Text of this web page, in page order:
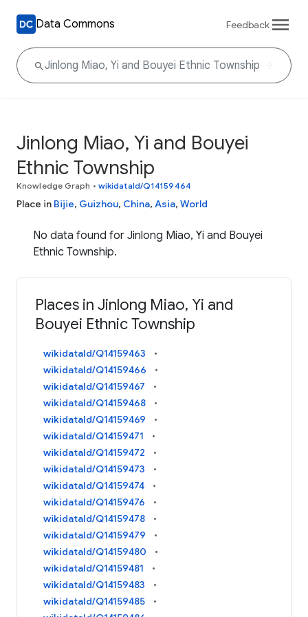
Data Commons Feedback
Jinlong Miao, Yi and Bouyei
Ethnic Township
Knowledge Graph • wikidataId/Q14159464
Place in Bijie, Guizhou, China, Asia, World
No data found for Jinlong Miao, Yi and Bouyei
Ethnic Township.
Places in Jinlong Miao, Yi and
Bouyei Ethnic Township
wikidataId/Q14159463
wikidataId/Q14159466
wikidataId/Q14159467
wikidataId/Q14159468
wikidataId/Q14159469
wikidataId/Q14159471
wikidataId/Q14159472
wikidataId/Q14159473
wikidataId/Q14159474
wikidataId/Q14159476
wikidataId/Q14159478
wikidataId/Q14159479
wikidataId/Q14159480
wikidataId/Q14159481
wikidataId/Q14159483
wikidataId/Q14159485